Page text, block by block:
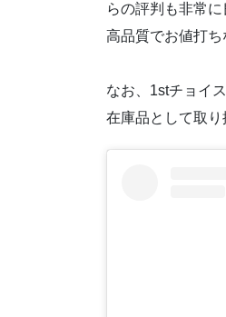
らの評判も非常
高品質でお値打ち
なお、1stチョイ
在庫品として取り